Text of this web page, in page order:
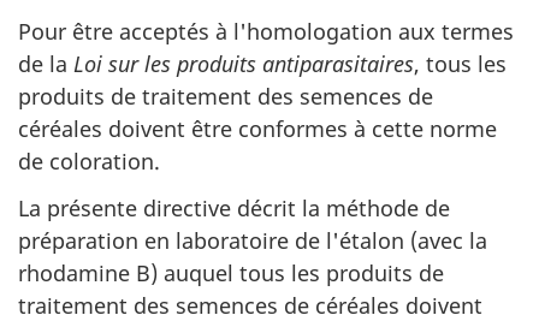
Pour être acceptés à l'homologation aux termes
de la Loi sur les produits antiparasitaires, tous les
produits de traitement des semences de
céréales doivent être conformes à cette norme
de coloration.
La présente directive décrit la méthode de
préparation en laboratoire de l'étalon (avec la
rhodamine B) auquel tous les produits de
traitement des semences de céréales doivent